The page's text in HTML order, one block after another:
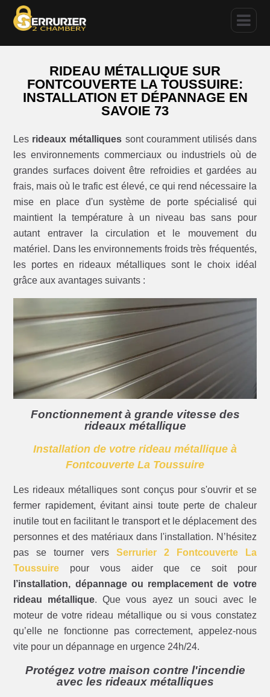
RIDEAU MÉTALLIQUE SUR
FONTCOUVERTE LA TOUSSUIRE:
INSTALLATION ET DÉPANNAGE EN
SAVOIE 73
Les rideaux métalliques sont couramment utilisés dans
les environnements commerciaux ou industriels où de
grandes surfaces doivent être refroidies et gardées au
frais, mais où le trafic est élevé, ce qui rend nécessaire la
mise en place d'un système de porte spécialisé qui
maintient la température à un niveau bas sans pour
autant entraver la circulation et le mouvement du
matériel. Dans les environnements froids très fréquentés,
les portes en rideaux métalliques sont le choix idéal
grâce aux avantages suivants :
Fonctionnement à grande vitesse des
rideaux métallique
Installation de votre rideau métallique à
Fontcouverte La Toussuire
Les rideaux métalliques sont conçus pour s'ouvrir et se
fermer rapidement, évitant ainsi toute perte de chaleur
inutile tout en facilitant le transport et le déplacement des
personnes et des matériaux dans l'installation. N’hésitez
pas se tourner vers Serrurier 2 Fontcouverte La
Toussuire pour vous aider que ce soit pour
l’installation, dépannage ou remplacement de votre
rideau métallique. Que vous ayez un souci avec le
moteur de votre rideau métallique ou si vous constatez
qu’elle ne fonctionne pas correctement, appelez-nous
vite pour un dépannage en urgence 24h/24.
Protégez votre maison contre l'incendie
avec les rideaux métalliques